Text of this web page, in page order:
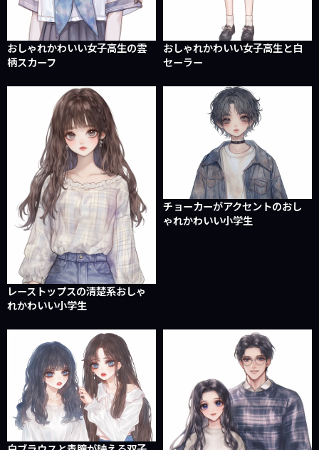
おしゃれかわいい女子高生の雲
柄スカーフ
おしゃれかわいい女子高生と白
セーラー
レーストップスの清楚系おしゃ
れかわいい小学生
チョーカーがアクセントのおし
ゃれかわいい小学生